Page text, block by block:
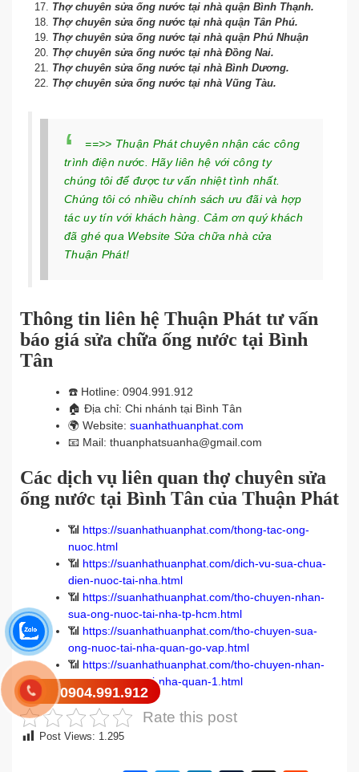
Thợ chuyên sửa ống nước tại nhà quận Bình Thạnh.
Thợ chuyên sửa ống nước tại nhà quận Tân Phú.
Thợ chuyên sửa ống nước tại nhà quận Phú Nhuận
Thợ chuyên sửa ống nước tại nhà Đồng Nai.
Thợ chuyên sửa ống nước tại nhà Bình Dương.
Thợ chuyên sửa ống nước tại nhà Vũng Tàu.
==>> Thuận Phát chuyên nhận các công
trình điện nước. Hãy liên hệ với công ty
chúng tôi để được tư vấn nhiệt tình nhất.
Chúng tôi có nhiều chính sách ưu đãi và hợp
tác uy tín với khách hàng. Cảm ơn quý khách
đã ghé qua Website Sửa chữa nhà cửa
Thuận Phát!
Thông tin liên hệ Thuận Phát tư vấn
báo giá sửa chữa ống nước tại Bình
Tân
☎️ Hotline: 0904.991.912
🏠 Địa chỉ: Chi nhánh tại Bình Tân
🌍 Website: suanhathuanphat.com
📧 Mail: thuanphatsuanha@gmail.com
Các dịch vụ liên quan thợ chuyên sửa
ống nước tại Bình Tân của Thuận Phát
📶 https://suanhathuanphat.com/thong-tac-ong-
nuoc.html
📶 https://suanhathuanphat.com/dich-vu-sua-chua-
dien-nuoc-tai-nha.html
📶 https://suanhathuanphat.com/tho-chuyen-nhan-
sua-ong-nuoc-tai-nha-tp-hcm.html
📶 https://suanhathuanphat.com/tho-chuyen-sua-
ong-nuoc-tai-nha-quan-go-vap.html
📶 https://suanhathuanphat.com/tho-chuyen-nhan-
sua-ong-nuoc-tai-nha-quan-1.html
Rate this post
Post Views: 1.295
0904.991.912